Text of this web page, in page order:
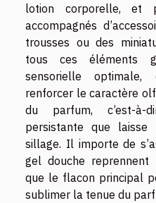
lotion corporelle, et
accompagnés
trousses ou des
tous ces éléments
sensorielle optimale,
renforcer le caractère
du parfum, c’est-
persistante que laisse
sillage. Il importe de
gel douche
que le flacon principal
sublimer la tenue du